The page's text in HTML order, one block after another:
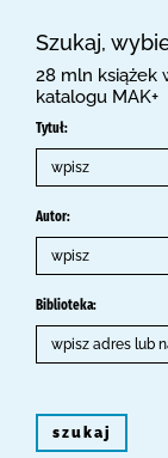
Szukaj,
28 mln książek
katalogu MAK+
Tytuł:
Autor:
Biblioteka:
szukaj